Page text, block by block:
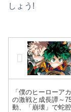
しょう!
「僕のヒーローア
の激戦と成長譚～
動、「崩壊」で蛇